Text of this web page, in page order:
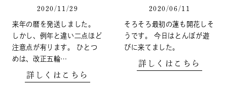
2020/11/29
来年の暦を発送しました。
しかし、例年と違い二点ほど
注意点が有ります。 ひとつ
めは、改正五輪…
詳しくはこちら
2020/06/11
そろそろ最初の蓮も開花しそ
うです。 今日はとんぼが遊
びに来てました。
詳しくはこちら